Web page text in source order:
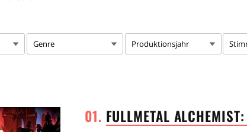
Genre Produktionsjahr
FULLMETAL ALCHEMIST: